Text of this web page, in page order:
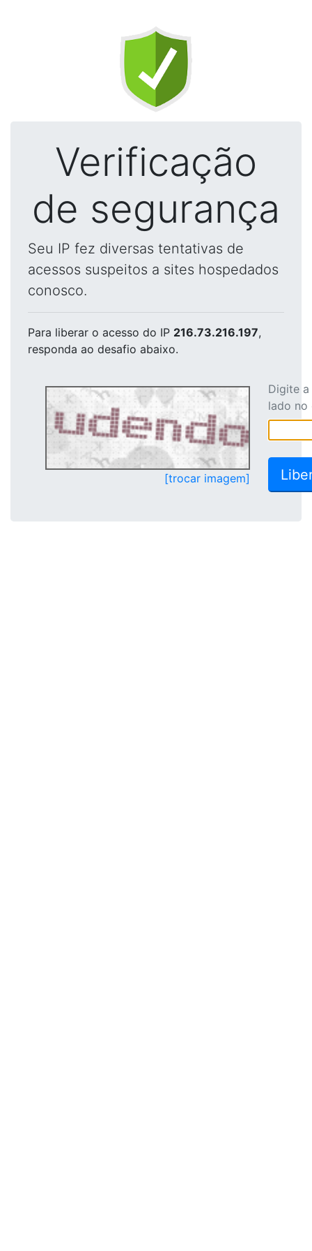
Verificação
de segurança
Seu IP fez diversas tentativas de
acessos suspeitos a sites hospedados
conosco.
Para liberar o acesso do IP 216.73.216.197,
responda ao desafio abaixo.
[trocar imagem]
Digite
lado no